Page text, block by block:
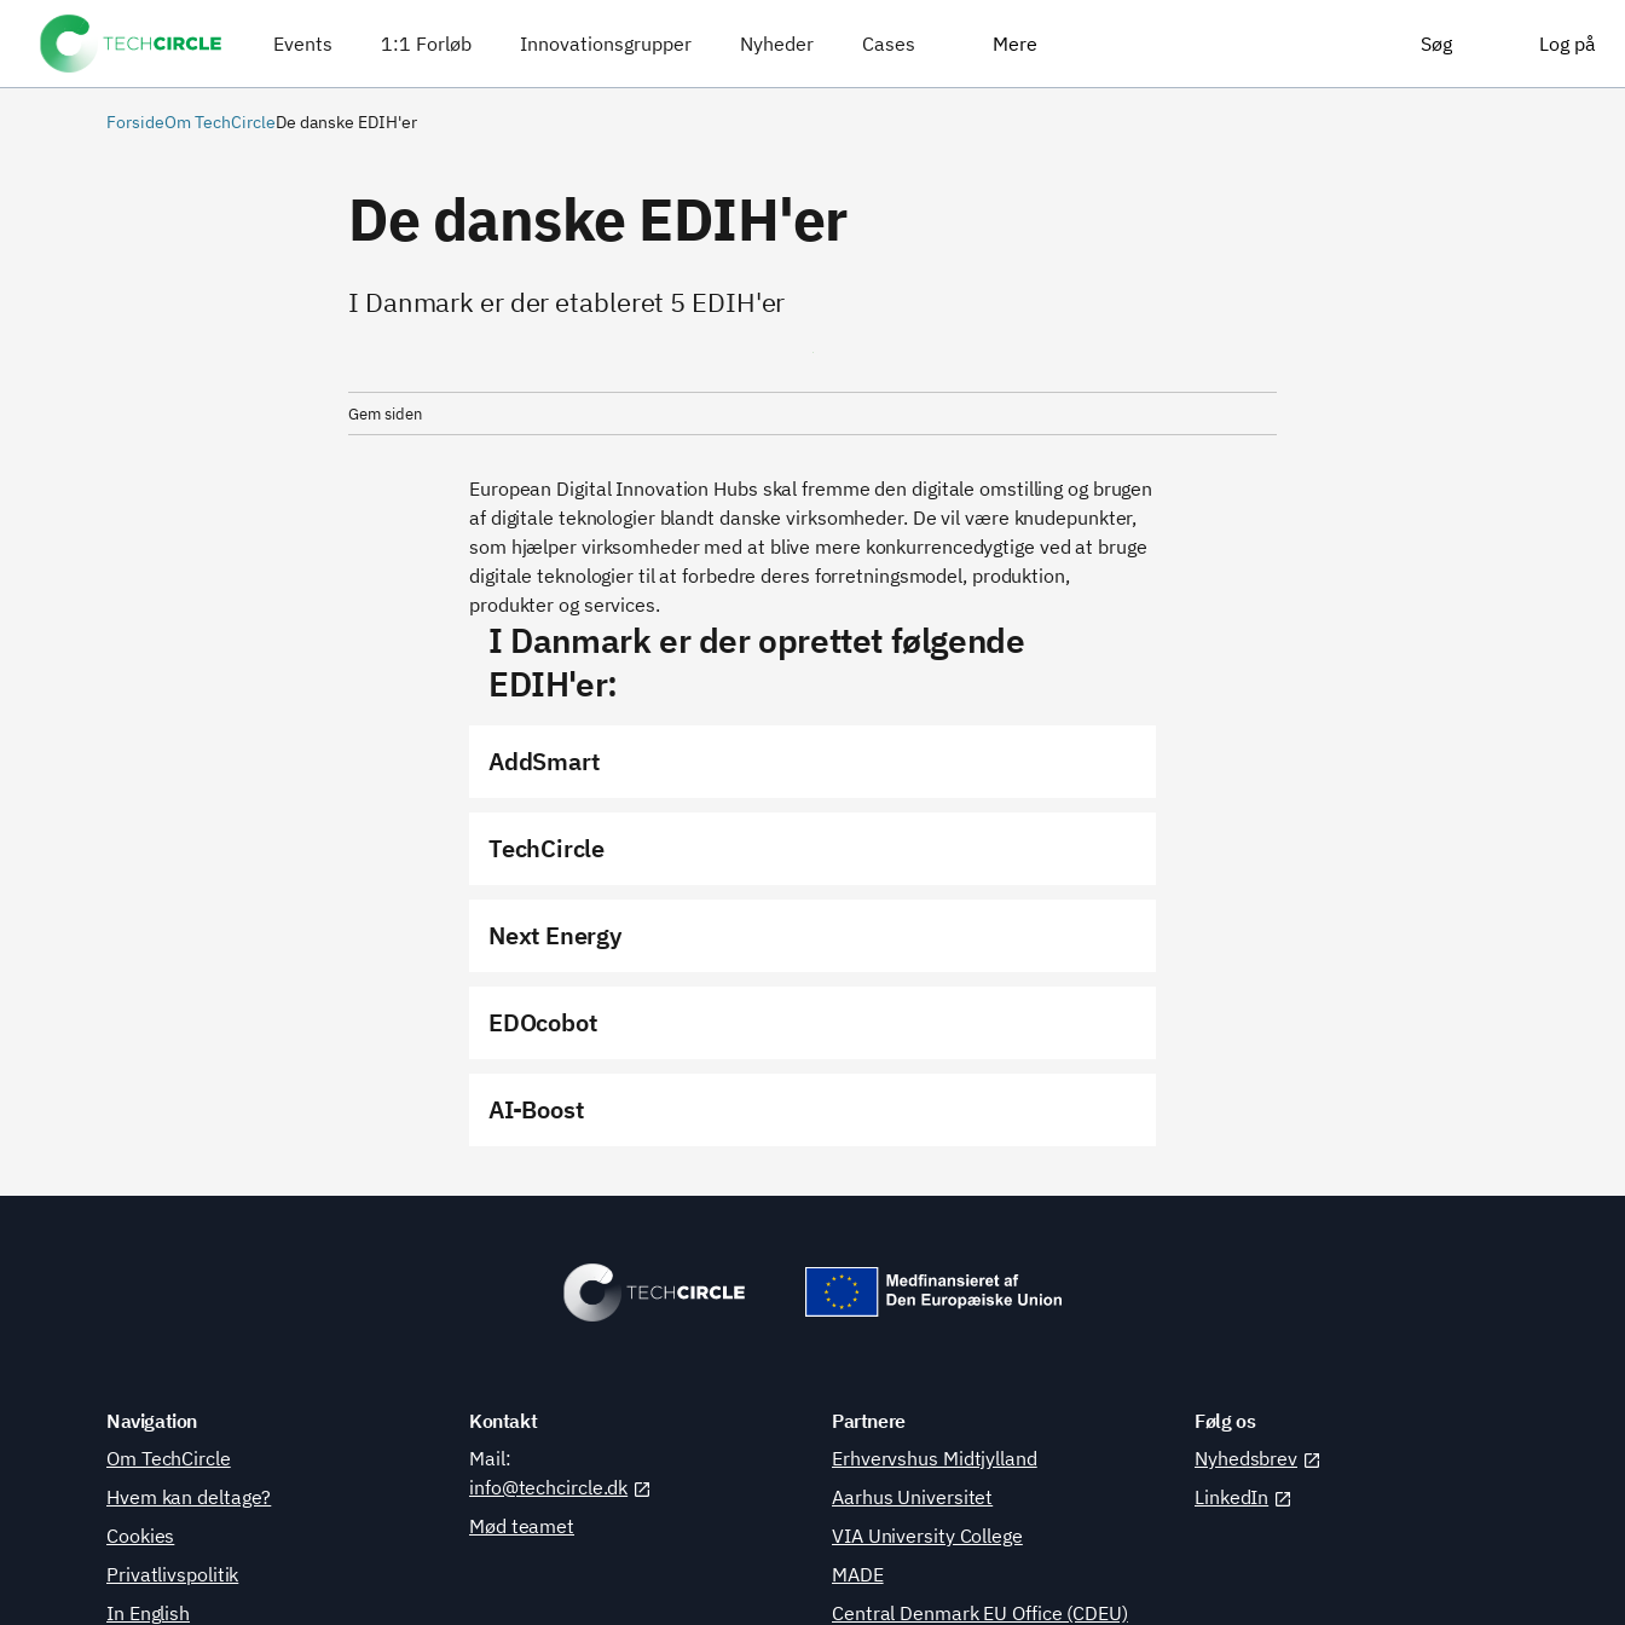
Events 1:1 Forløb Innovationsgrupper Nyheder Cases Mere Søg Log på
ForsideOm TechCircleDe danske EDIH'er
De danske EDIH'er
I Danmark er der etableret 5 EDIH'er
Gem siden
European Digital Innovation Hubs skal fremme den digitale omstilling og brugen
af digitale teknologier blandt danske virksomheder. De vil være knudepunkter,
som hjælper virksomheder med at blive mere konkurrencedygtige ved at bruge
digitale teknologier til at forbedre deres forretningsmodel, produktion,
produkter og services.
I Danmark er der oprettet følgende
EDIH'er:
AddSmart
TechCircle
Next Energy
EDOcobot
AI-Boost
Navigation
Om TechCircle
Hvem kan deltage?
Cookies
Privatlivspolitik
In English
Kontakt
Mail:
info@techcircle.dk
Mød teamet
Partnere
Erhvervshus Midtjylland
Aarhus Universitet
VIA University College
MADE
Central Denmark EU Office (CDEU)
Følg os
Nyhedsbrev
LinkedIn